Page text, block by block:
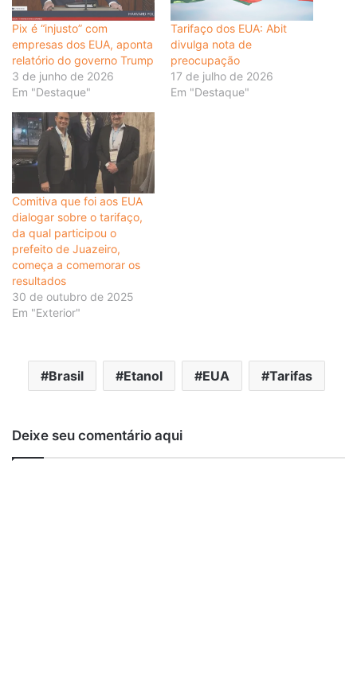
Pix é “injusto” com
empresas dos EUA, aponta
relatório do governo Trump
3 de junho de 2026
Em "Destaque"
Tarifaço dos EUA: Abit
divulga nota de
preocupação
17 de julho de 2026
Em "Destaque"
Comitiva que foi aos EUA
dialogar sobre o tarifaço,
da qual participou o
prefeito de Juazeiro,
começa a comemorar os
resultados
30 de outubro de 2025
Em "Exterior"
Brasil Etanol EUA Tarifas
Deixe seu comentário aqui